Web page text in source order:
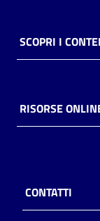
SCOPRI I
RISORSE
CONTATTI